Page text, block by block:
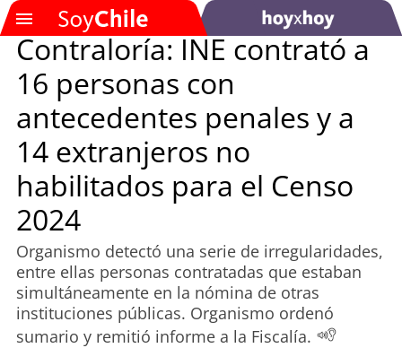
SOYTV
Podcast
Actualidad
Entretención
Economía
Deportes
Contraloría: INE contrató a
16 personas con
antecedentes penales y a
14 extranjeros no
habilitados para el Censo
2024
Organismo detectó una serie de irregularidades,
entre ellas personas contratadas que estaban
simultáneamente en la nómina de otras
instituciones públicas. Organismo ordenó
sumario y remitió informe a la Fiscalía.